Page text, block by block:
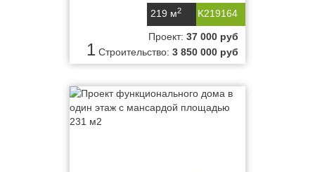
K219164
219 м2
1
Проект: 37 000 руб
Строительство: 3 850 000 руб